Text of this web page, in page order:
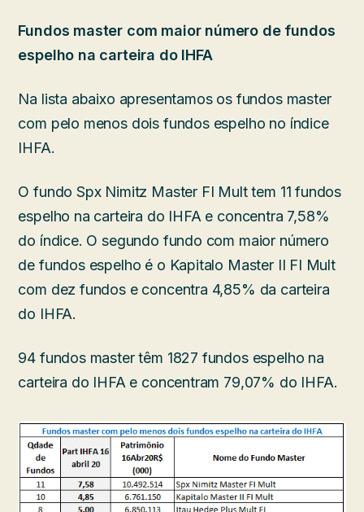
Fundos master com maior número de fundos
espelho na carteira do IHFA
Na lista abaixo apresentamos os fundos master
com pelo menos dois fundos espelho no índice
IHFA.
O fundo Spx Nimitz Master FI Mult tem 11 fundos
espelho na carteira do IHFA e concentra 7,58%
do índice. O segundo fundo com maior número
de fundos espelho é o Kapitalo Master II FI Mult
com dez fundos e concentra 4,85% da carteira
do IHFA.
94 fundos master têm 1827 fundos espelho na
carteira do IHFA e concentram 79,07% do IHFA.